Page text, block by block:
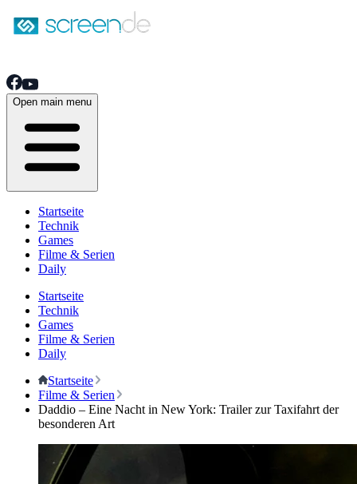
Open main menu
Startseite
Technik
Games
Filme & Serien
Daily
Startseite
Technik
Games
Filme & Serien
Daily
Startseite
Filme & Serien
Daddio – Eine Nacht in New York: Trailer zur Taxifahrt der
besonderen Art